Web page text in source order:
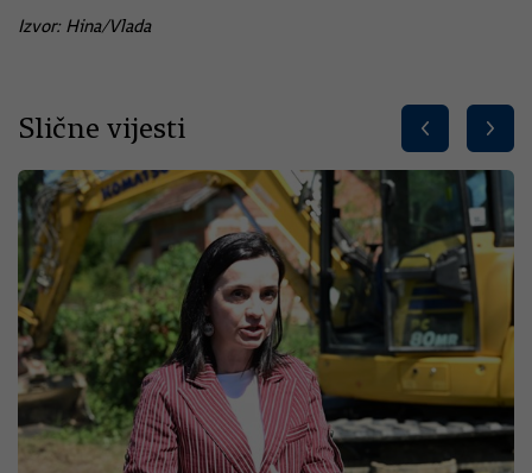
Izvor: Hina/Vlada
Slične vijesti